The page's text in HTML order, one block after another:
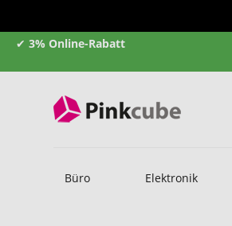
✔ 3% Online-Rabatt
Büro Elektronik